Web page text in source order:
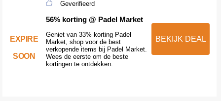
EXPIRE
SOON
Geverifieerd
56% korting @ Padel Market
Geniet van 33% korting Padel
Market, shop voor de best
verkopende items bij Padel Market.
Wees de eerste om de beste
kortingen te ontdekken.
BEKIJK DEAL